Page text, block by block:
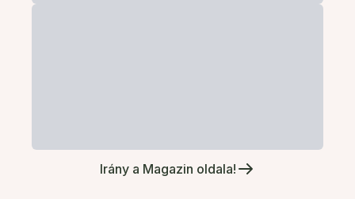
Irány a Magazin oldala!